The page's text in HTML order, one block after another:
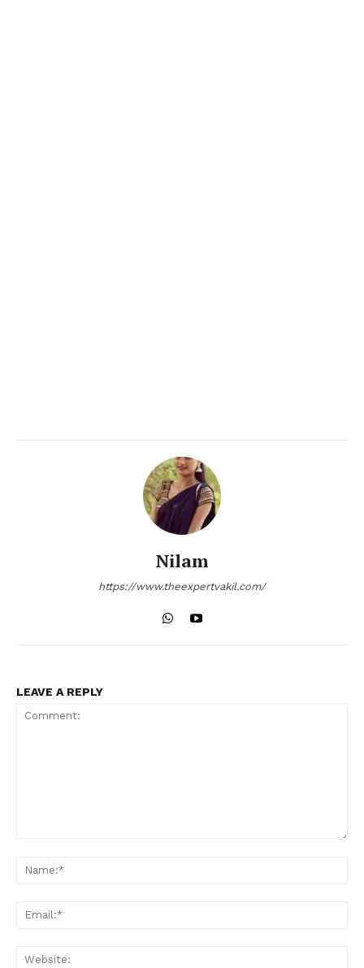
Nilam
https://www.theexpertvakil.com/
LEAVE A REPLY